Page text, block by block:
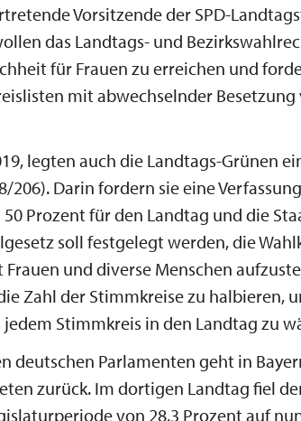
Vorsitzende der SPD-
das Landtags- und
für Frauen zu erreichen und
mit abwechselnder Besetzung
legten auch die Landtags-Grünen
206). Darin fordern sie eine
Prozent für den Landtag und die
soll festgelegt werden, die
und diverse Menschen
Zahl der Stimmkreise zu halbieren,
Stimmkreis in den Landtag zu
deutschen Parlamenten geht in
zurück. Im dortigen Landtag fiel
von 28,3 Prozent auf